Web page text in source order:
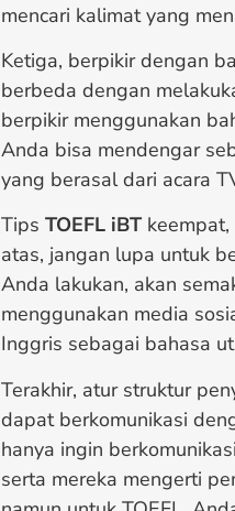
mencari kalimat yang
Ketiga, berpikir dengan
berbeda dengan
berpikir menggunakan
Anda bisa mendengar
yang berasal dari acara
Tips TOEFL iBT
atas, jangan lupa untuk
Anda lakukan, akan
menggunakan media
Inggris sebagai bahasa
Terakhir, atur struktur
dapat berkomunikasi
hanya ingin
serta mereka mengerti